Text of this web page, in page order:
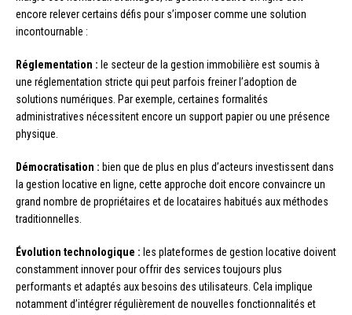
encore relever certains défis pour s’imposer comme une solution
incontournable :
Réglementation : le secteur de la gestion immobilière est soumis à
une réglementation stricte qui peut parfois freiner l’adoption de
solutions numériques. Par exemple, certaines formalités
administratives nécessitent encore un support papier ou une présence
physique.
Démocratisation : bien que de plus en plus d’acteurs investissent dans
la gestion locative en ligne, cette approche doit encore convaincre un
grand nombre de propriétaires et de locataires habitués aux méthodes
traditionnelles.
Évolution technologique : les plateformes de gestion locative doivent
constamment innover pour offrir des services toujours plus
performants et adaptés aux besoins des utilisateurs. Cela implique
notamment d’intégrer régulièrement de nouvelles fonctionnalités et